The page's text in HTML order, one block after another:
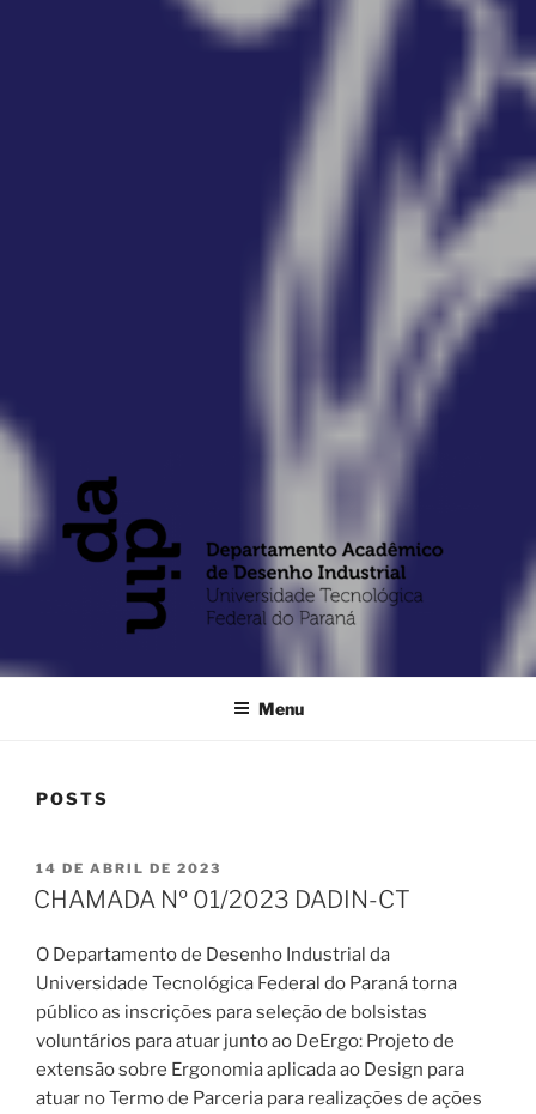
Menu
POSTS
PUBLICADO
EM
14 DE ABRIL DE 2023
CHAMADA Nº 01/2023 DADIN-CT
O Departamento de Desenho Industrial da
Universidade Tecnológica Federal do Paraná torna
público as inscrições para seleção de bolsistas
voluntários para atuar junto ao DeErgo: Projeto de
extensão sobre Ergonomia aplicada ao Design para
atuar no Termo de Parceria para realizações de ações